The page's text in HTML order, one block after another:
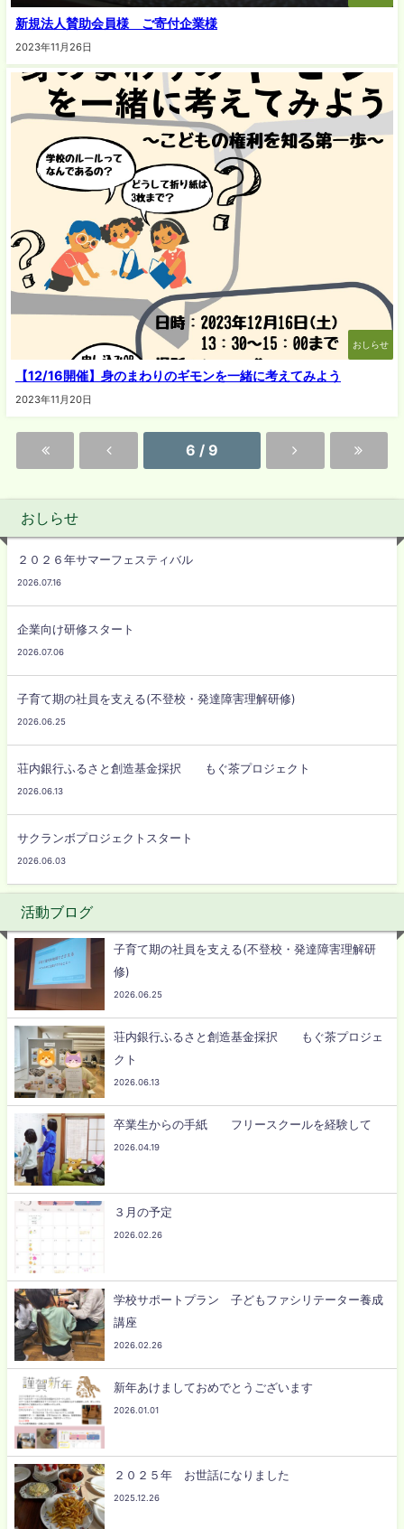
新規法人賛助会員様 ご寄付企業様
2023年11月26日
おしらせ
【12/16開催】身のまわりのギモンを一緒に考えてみよう
2023年11月20日
6 / 9
おしらせ
２０２６年サマーフェスティバル
2026.07.16
企業向け研修スタート
2026.07.06
子育て期の社員を支える(不登校・発達障害理解研修)
2026.06.25
荘内銀行ふるさと創造基金採択 もぐ茶プロジェクト
2026.06.13
サクランボプロジェクトスタート
2026.06.03
活動ブログ
子育て期の社員を支える(不登校・発達障害理解研
修)
2026.06.25
荘内銀行ふるさと創造基金採択 もぐ茶プロジェ
クト
2026.06.13
卒業生からの手紙 フリースクールを経験して
2026.04.19
３月の予定
2026.02.26
学校サポートプラン 子どもファシリテーター養成
講座
2026.02.26
新年あけましておめでとうございます
2026.01.01
２０２５年 お世話になりました
2025.12.26